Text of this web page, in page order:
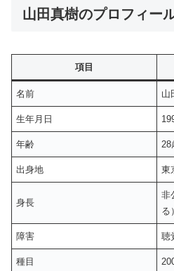
山田真樹のプロフィー
項目
名前 山
生年月日
年齢 28
出身地 東
身長
非
る）
障害 聴
種目